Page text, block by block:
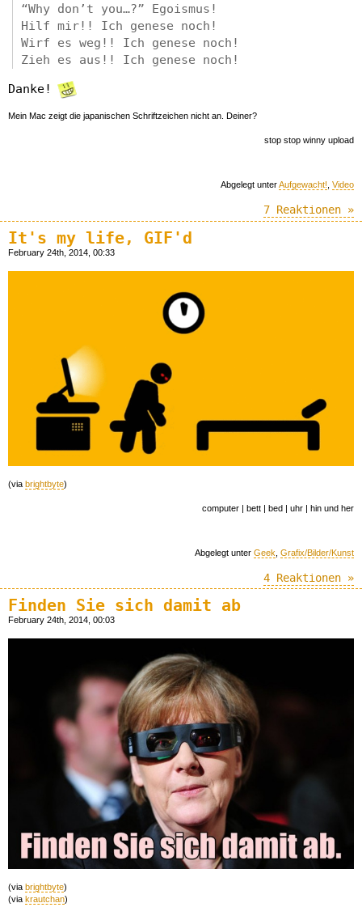
“Why don’t you…?” Egoismus!
Hilf mir!! Ich genese noch!
Wirf es weg!! Ich genese noch!
Zieh es aus!! Ich genese noch!
Danke!
Mein Mac zeigt die japanischen Schriftzeichen nicht an. Deiner?
stop stop winny upload
Abgelegt unterAufgewacht!, Video
7 Reaktionen »
It's my life, GIF'd
February 24th, 2014, 00:33
(via brightbyte)
computer | bett | bed | uhr | hin und her
Abgelegt unter Geek Grafix/Bilder/Kunst
4 Reaktionen »
Finden Sie sich damit ab
February 24th, 2014, 00:03
(via brightbyte)
(via krautchan)